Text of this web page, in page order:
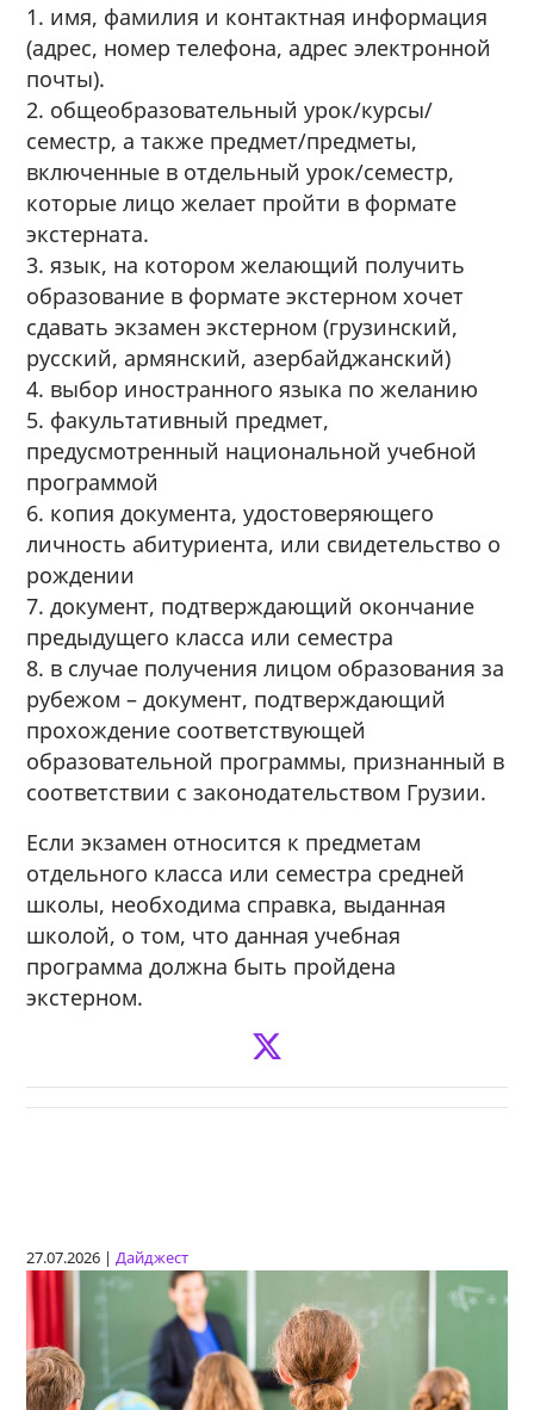
1. имя, фамилия и контактная информация
(адрес, номер телефона, адрес электронной
почты).
2. общеобразовательный урок/курсы/
семестр, а также предмет/предметы,
включенные в отдельный урок/семестр,
которые лицо желает пройти в формате
экстерната.
3. язык, на котором желающий получить
образование в формате экстерном хочет
сдавать экзамен экстерном (грузинский,
русский, армянский, азербайджанский)
4. выбор иностранного языка по желанию
5. факультативный предмет,
предусмотренный национальной учебной
программой
6. копия документа, удостоверяющего
личность абитуриента, или свидетельство о
рождении
7. документ, подтверждающий окончание
предыдущего класса или семестра
8. в случае получения лицом образования за
рубежом – документ, подтверждающий
прохождение соответствующей
образовательной программы, признанный в
соответствии с законодательством Грузии.
Если экзамен относится к предметам
отдельного класса или семестра средней
школы, необходима справка, выданная
школой, о том, что данная учебная
программа должна быть пройдена
экстерном.
27.07.2026 |Дайджест